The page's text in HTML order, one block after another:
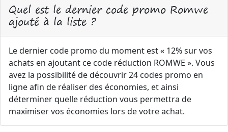
Quel est le dernier code promo Romwe
ajouté à la liste ?
Le dernier code promo du moment est « 12% sur vos
achats en ajoutant ce code réduction ROMWE ». Vous
avez la possibilité de découvrir 24 codes promo en
ligne afin de réaliser des économies, et ainsi
déterminer quelle réduction vous permettra de
maximiser vos économies lors de votre achat.